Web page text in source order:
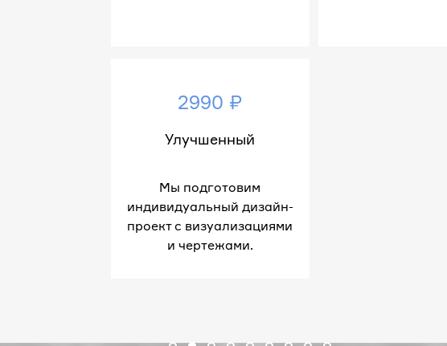
2990 ₽
Улучшенный
Мы подготовим
индивидуальный дизайн-
проект с визуализациями
и чертежами.